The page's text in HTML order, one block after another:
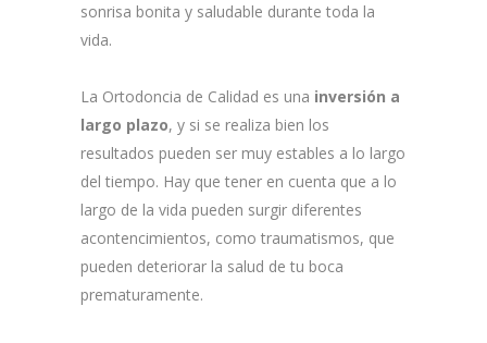
sonrisa bonita y saludable durante toda la
vida.
La Ortodoncia de Calidad es una inversión a
largo plazo, y si se realiza bien los
resultados pueden ser muy estables a lo largo
del tiempo. Hay que tener en cuenta que a lo
largo de la vida pueden surgir diferentes
acontencimientos, como traumatismos, que
pueden deteriorar la salud de tu boca
prematuramente.